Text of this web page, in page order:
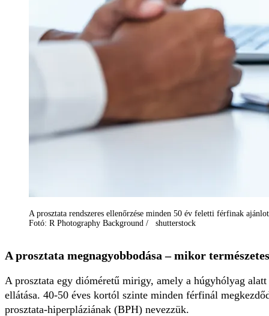
A prosztata rendszeres ellenőrzése minden 50 év feletti férfinak
Fotó: R Photography Background / shutterstock
A prosztata megnagyobbodása – mikor
A prosztata egy dióméretű mirigy, amely a húgyhólyag
ellátása. 40-50 éves kortól szinte minden férfinál
prosztata-hiperpláziának (BPH) nevezzük.